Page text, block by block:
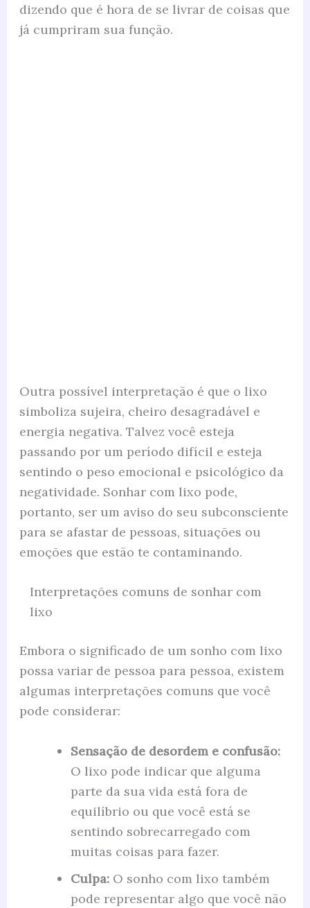
dizendo que é hora de se livrar de coisas que
já cumpriram sua função.
Outra possível interpretação é que o lixo
simboliza sujeira, cheiro desagradável e
energia negativa. Talvez você esteja
passando por um período difícil e esteja
sentindo o peso emocional e psicológico da
negatividade. Sonhar com lixo pode,
portanto, ser um aviso do seu subconsciente
para se afastar de pessoas, situações ou
emoções que estão te contaminando.
Interpretações comuns de sonhar com
lixo
Embora o significado de um sonho com lixo
possa variar de pessoa para pessoa, existem
algumas interpretações comuns que você
pode considerar:
Sensação de desordem e confusão:
O lixo pode indicar que alguma
parte da sua vida está fora de
equilíbrio ou que você está se
sentindo sobrecarregado com
muitas coisas para fazer.
Culpa:O sonho com lixo também
pode representar algo que você não